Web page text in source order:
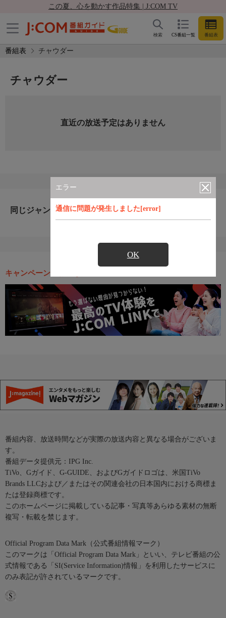
この夏、心を動かす作品特集 | J:COM TV
CS番組一覧 番組表
検索
番組表 チャウダー
エラー
通信に問題が発生しました[error]
OK
チャウダー
直近の放送予定はありません
同じジャンルのおすすめ番組
キャンペーン・お得な情報
番組内容、放送時間などが実際の放送内容と異なる場合がございま
す。
番組データ提供元：IPG Inc.
TiVo、Gガイド、G-GUIDE、およびGガイドロゴは、米国TiVo
Brands LLCおよび／またはその関連会社の日本国内における商標ま
たは登録商標です。
このホームページに掲載している記事・写真等あらゆる素材の無断
複写・転載を禁じます。
Official Program Data Mark（公式番組情報マーク）
このマークは「Official Program Data Mark」といい、テレビ番組の公
式情報である「SI(Service Information)情報」を利用したサービスに
のみ表記が許されているマークです。